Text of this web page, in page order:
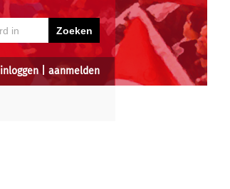
inloggen| aanmelden